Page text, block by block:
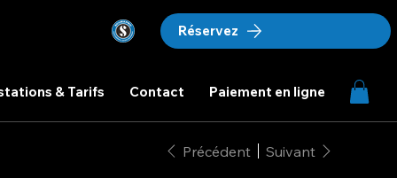
Réservez
& Tarifs Contact Paiement en ligne
Précédent Suivant